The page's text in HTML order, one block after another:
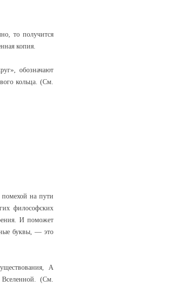
то получится
копия.
обозначают
кольца. (См.
помехой на пути
философских
И поможет
буквы, — это
А
(См.